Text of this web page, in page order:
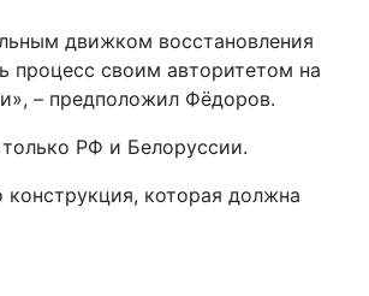
движком восстановления
процесс своим авторитетом на
– предположил Фёдоров.
РФ и Белоруссии.
которая должна